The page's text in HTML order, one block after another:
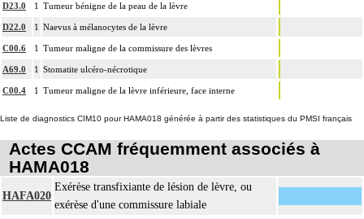
D23.0 1 Tumeur bénigne de la peau de la lèvre
D22.0 1 Naevus à mélanocytes de la lèvre
C00.6 1 Tumeur maligne de la commissure des lèvres
A69.0 1 Stomatite ulcéro-nécrotique
C00.4 1 Tumeur maligne de la lèvre inférieure, face interne
Liste de diagnostics CIM10 pour HAMA018 générée à partir des statistiques du PMSI français
Actes CCAM fréquemment associés à
HAMA018
HAFA020
Exérèse transfixiante de lésion de lèvre, ou
exérèse d'une commissure labiale